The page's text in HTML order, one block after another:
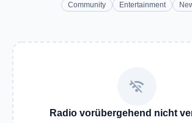
Community Entertainment
wifi_off
Radio vorübergehend nicht